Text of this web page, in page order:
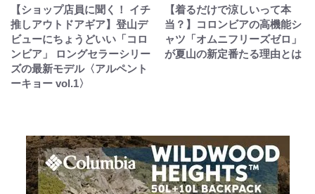
【ショップ店員に聞く！ イチ
推しアウトドアギア】登山デ
ビューにちょうどいい「コロ
ンビア」 ロングセラーシリー
ズの最新モデル〈アルペント
ーキョー vol.1〉
【着るだけで涼しいって本
当？】コロンビアの高機能シ
ャツ「オムニフリーズゼロ」
が夏山の新定番たる理由とは